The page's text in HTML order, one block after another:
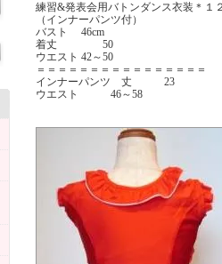
練習&発表会用バトンダンス衣装＊１
（インナーパンツ付）
バスト 46cm
着丈 50
ウエスト 42～50
＝＝＝＝＝＝＝＝＝＝＝＝＝＝＝＝
インナーパンツ 丈 23
ウエスト 46～58